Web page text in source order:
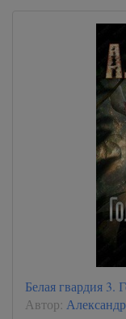
Белая гвардия 3.
Автор: